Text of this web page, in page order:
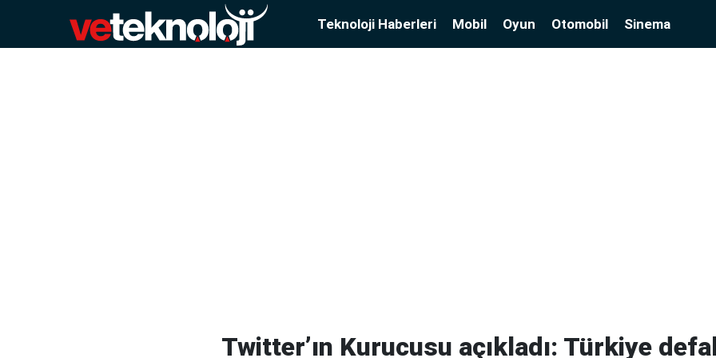
Teknoloji Haberleri Mobil Oyun Otomobil Sinema
Twitter’ın Kurucusu açıkladı: Türkiye